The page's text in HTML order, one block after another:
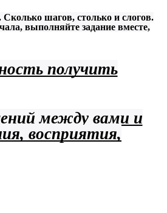
Сколько шагов, столько и слогов.
выполняйте задание вместе,
получить
между вами и
восприятия,